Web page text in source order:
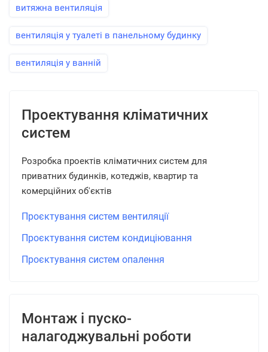
витяжна вентиляція
вентиляція у туалеті в панельному будинку
вентиляція у ванній
Проектування кліматичних
систем
Розробка проектів кліматичних систем для
приватних будинків, котеджів, квартир та
комерційних об'єктів
Проєктування систем вентиляції
Проєктування систем кондиціювання
Проєктування систем опалення
Монтаж і пуско-
налагоджувальні роботи